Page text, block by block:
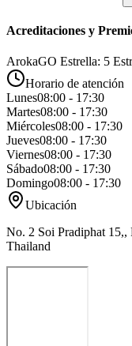
Acreditaciones y
ArokaGO Estrella: 5
Horario de atención
Lunes08:00 - 17:30
Martes08:00 - 17:30
Miércoles08:00 - 17:30
Jueves08:00 - 17:30
Viernes08:00 - 17:30
Sábado08:00 - 17:30
Domingo08:00 - 17:30
Ubicación
No. 2 Soi Pradiphat 15,,
Thailand